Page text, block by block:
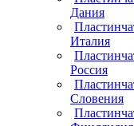
Дания
Италия
Россия
Словения